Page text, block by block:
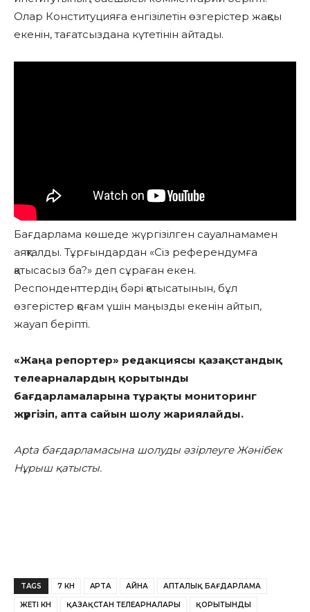
Олар Конституцияға енгізілетін өзгерістер жақсы
екенін, тағатсыздана күтетінін айтады.
Бағдарлама көшеде жүргізілген сауалнамамен
аяқталды. Тұрғындардан «Сіз референдумға
қатысасыз ба?» деп сұраған екен.
Респонденттердің бәрі қатысатынын, бұл
өзгерістер қоғам үшін маңызды екенін айтып,
жауап беріпті.
«Жаңа репортер» редакциясы қазақстандық
телеарналардың қорытынды
бағдарламаларына тұрақты мониторинг
жүргізіп, апта сайын шолу жариялайды.
Apta бағдарламасына шолуды әзірлеуге Жәнібек
Нұрыш қатысты.
TAGS 7 КҮН APTA АЙНА АПТАЛЫҚ БАҒДАРЛАМА
ЖЕТІ КҮН ҚАЗАҚСТАН ТЕЛЕАРНАЛАРЫ ҚОРЫТЫНДЫ